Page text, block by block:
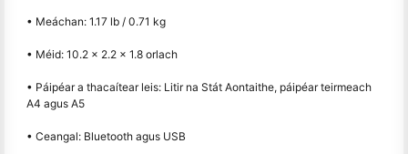
• Meáchan: 1.17 lb / 0.71 kg
• Méid: 10.2 × 2.2 × 1.8 orlach
• Páipéar a thacaítear leis: Litir na Stát Aontaithe, páipéar teirmeach
A4 agus A5
• Ceangal: Bluetooth agus USB